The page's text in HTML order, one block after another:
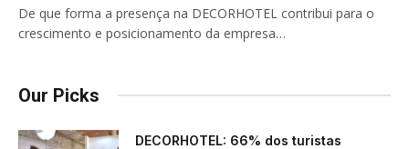
De que forma a presença na DECORHOTEL contribui para o
crescimento e posicionamento da empresa…
Our Picks
DECORHOTEL: 66% dos turistas